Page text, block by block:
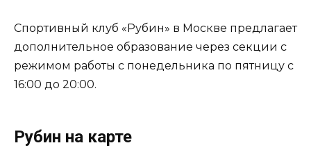
Спортивный клуб «Рубин» в Москве предлагает
дополнительное образование через секции с
режимом работы с понедельника по пятницу с
16:00 до 20:00.
Рубин на карте